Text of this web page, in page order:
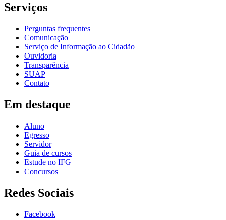
Serviços
Perguntas frequentes
Comunicação
Serviço de Informação ao Cidadão
Ouvidoria
Transparência
SUAP
Contato
Em destaque
Aluno
Egresso
Servidor
Guia de cursos
Estude no IFG
Concursos
Redes Sociais
Facebook